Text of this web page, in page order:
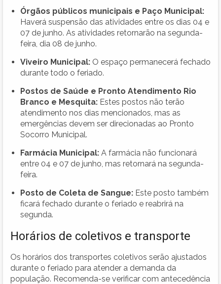
Órgãos públicos municipais e Paço Municipal:
Haverá suspensão das atividades entre os dias 04 e
07 de junho. As atividades retornarão na segunda-
feira, dia 08 de junho.
Viveiro Municipal: O espaço permanecerá fechado
durante todo o feriado.
Postos de Saúde e Pronto Atendimento Rio
Branco e Mesquita: Estes postos não terão
atendimento nos dias mencionados, mas as
emergências devem ser direcionadas ao Pronto
Socorro Municipal.
Farmácia Municipal: A farmácia não funcionará
entre 04 e 07 de junho, mas retornará na segunda-
feira.
Posto de Coleta de Sangue: Este posto também
ficará fechado durante o feriado e reabrirá na
segunda.
Horários de coletivos e transporte
Os horários dos transportes coletivos serão ajustados
durante o feriado para atender a demanda da
população. Recomenda-se verificar com antecedência